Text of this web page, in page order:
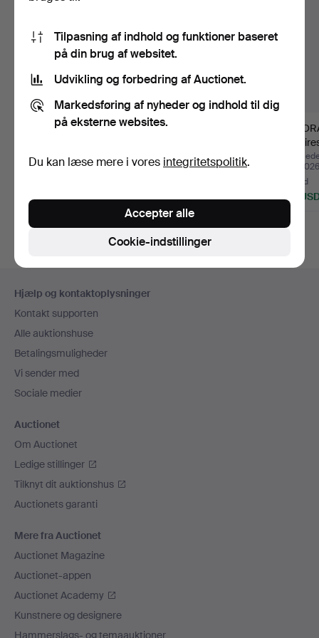
JAGTKNIV. Model 8730
Opnåede hammerslag 27
maj 2026
47 USD
BREVPRESSE, hund,
…Opnåede hammerslag 30
apr 2026
64 USD
apr 2026
17 bud
141
Hjælp og kontaktoplysninger
Kontakt supporten
Alle auktionshuse
Betalingsmuligheder
Vi sender med
Sociale medier
Auctionet
Om Auctionet
Ledige stillinger
Tilknyt dit auktionshus
Auctionets garanti
Mere fra Auctionet
Auctionet Magazine
Auctionet-appen
Auctionet Academy
Kunstnere og designere
Hammerslags- og temaauktioner
Tilpasning af indhold og funktioner baseret
på din brug af websitet.
Udvikling og forbedring af Auctionet.
Markedsføring af nyheder og indhold til dig
på eksterne websites.
Du kan læse mere i vores integritetspolitik.
Cookie-indstillinger
Accepter alle